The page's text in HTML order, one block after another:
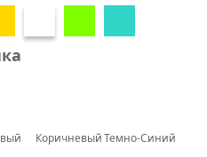
КоричневыйТемно-Синий